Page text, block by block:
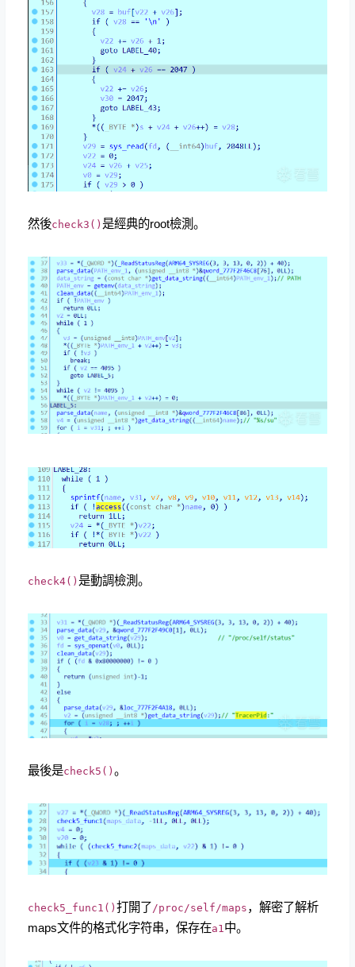
然後check3() 是經典的root檢測。
check4() 是動調檢測。
最後是check5()。
check5_func1()打開了/proc/self/maps，解密了解析
maps文件的格式化字符串，保存在a1 中。